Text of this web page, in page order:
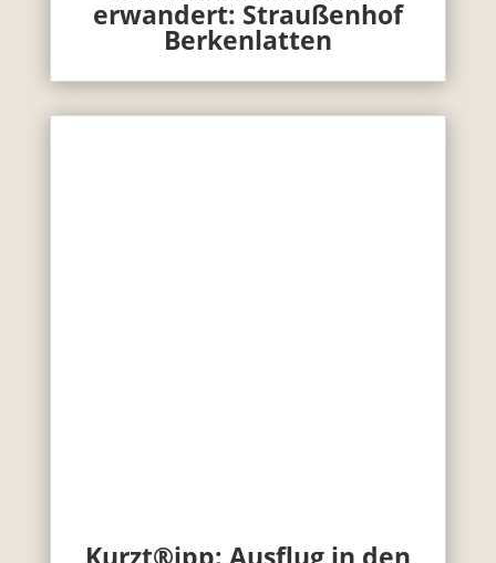
erwandert: Straußenhof
Berkenlatten